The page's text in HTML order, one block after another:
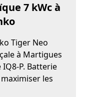
7 kWc à
Tiger Neo
à Martigues
P. Batterie
les